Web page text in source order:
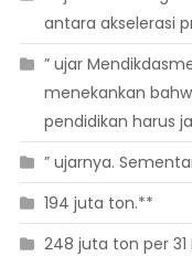
antara akselerasi
” ujar
menekankan
pendidikan harus
” ujarnya.
194 juta ton.**
248 juta ton per